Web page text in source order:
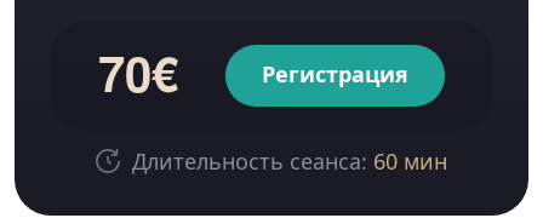
70€ Регистрация
Длительность сеанса: 60 мин